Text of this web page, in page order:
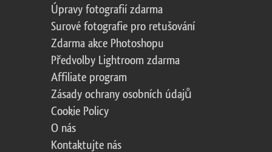
Úpravy fotografií zdarma
Surové fotografie pro retušování
Zdarma akce Photoshopu
Předvolby Lightroom zdarma
Affiliate program
Zásady ochrany osobních údajů
Cookie Policy
O nás
Kontaktujte nás